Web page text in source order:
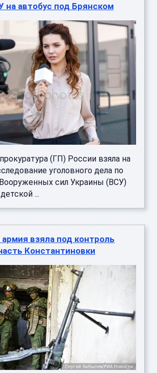
на автобус под Брянском
(ГП) России взяла на
уголовного дела по
сил Украины (ВСУ)
...
взяла под контроль
Константиновки